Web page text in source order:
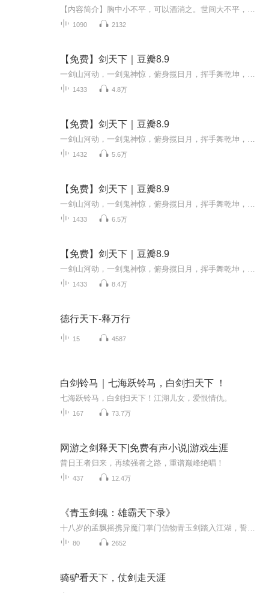
1090 2132
【免费】剑天下｜豆瓣8.9
1433 4.8万
【免费】剑天下｜豆瓣8.9
1432 5.6万
【免费】剑天下｜豆瓣8.9
1433 6.5万
【免费】剑天下｜豆瓣8.9
1433 8.4万
德行天下-释万行
15 4587
白剑铃马｜七海跃铃马，白剑扫天下 ！
七海跃铃马，白剑扫天下！江湖儿女，爱恨情仇。
167 73.7万
网游之剑释天下|免费有声小说|游戏生涯
昔日王者归来，再续强者之路，重谱巅峰绝唱！
437 12.4万
《青玉剑魂：雄霸天下录》
80 2652
骑驴看天下，仗剑走天涯